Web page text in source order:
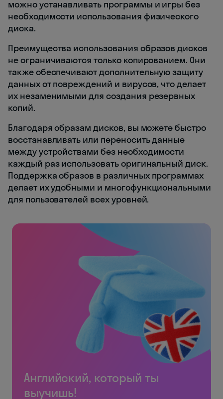
можно устанавливать программы и игры без
необходимости использования физического
диска.
Преимущества использования образов дисков
не ограничиваются только копированием. Они
также обеспечивают дополнительную защиту
данных от повреждений и вирусов, что делает
их незаменимыми для создания резервных
копий.
Благодаря образам дисков, вы можете быстро
восстанавливать или переносить данные
между устройствами без необходимости
каждый раз использовать оригинальный диск.
Поддержка образов в различных программах
делает их удобными и многофункциональными
для пользователей всех уровней.
Английский, который ты
выучишь!